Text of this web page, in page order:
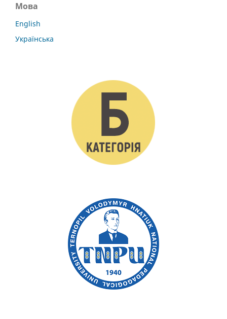
Мова
English
Українська